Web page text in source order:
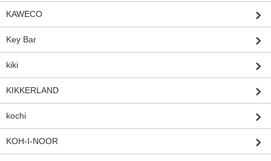
KAWECO
Key Bar
kiki
KIKKERLAND
kochi
KOH-I-NOOR